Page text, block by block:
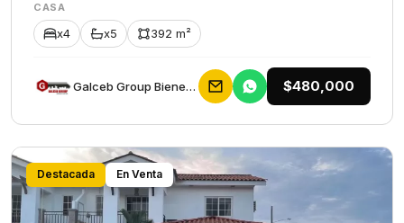
CASA
x4 x5 392 m²
Galceb Group Bienes Raices $480,000
Destacada En Venta